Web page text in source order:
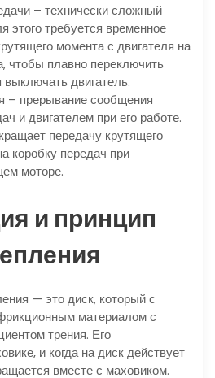
– технически сложный
этого требуется временное
момента с двигателя на
чтобы плавно переключить
выключать двигатель.
– прерывание сообщения
и двигателем при его работе.
передачу крутящего
коробку передач при
моторе.
и принцип
— это диск, который с
материалом с
трения. Его
и когда на диск действует
вместе с маховиком.